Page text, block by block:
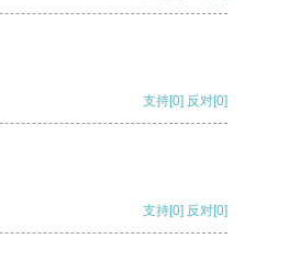
支持[0] 反对[0]
支持[0] 反对[0]